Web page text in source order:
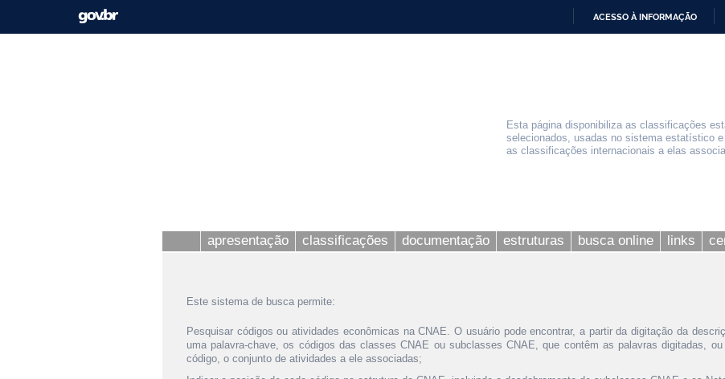
ACESSO À INFORMAÇÃO
Esta página disponibiliza as classificações
selecionados, usadas no sistema estatístico
as classificações internacionais a elas
apresentação classificações documentação estruturas busca online links
Este sistema de busca permite:
Pesquisar códigos ou atividades econômicas na CNAE. O usuário pode encontrar, a partir da digitação da
uma palavra-chave, os códigos das classes CNAE ou subclasses CNAE, que contêm as palavras digitadas,
código, o conjunto de atividades a ele associadas;